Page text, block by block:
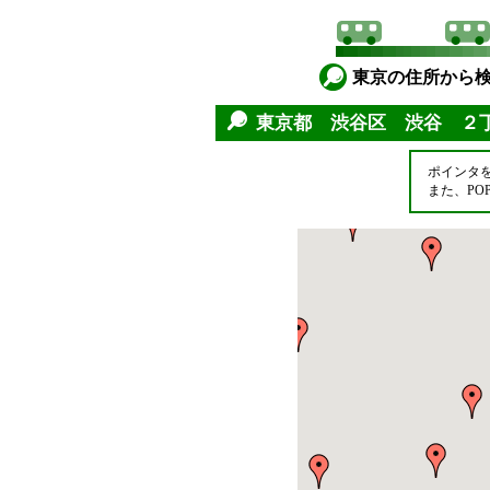
東京の住所から
東京都 渋谷区 渋谷 ２
ポインタ
また、